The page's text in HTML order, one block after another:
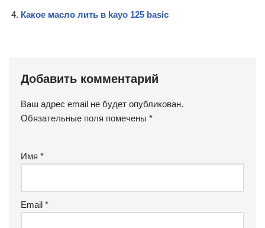
Какое масло лить в kayo 125 basic
Добавить комментарий
Ваш адрес email не будет опубликован.
Обязательные поля помечены *
Имя *
Email *